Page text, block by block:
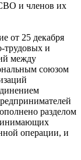
и членов их
от 25 декабря
трудовых и
между
союзом
разделом
операции, и